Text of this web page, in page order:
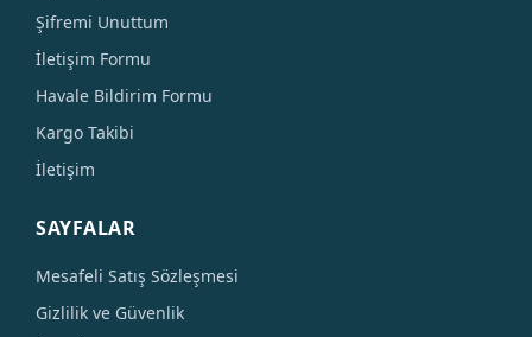
Şifremi Unuttum
İletişim Formu
Havale Bildirim Formu
Kargo Takibi
İletişim
SAYFALAR
Mesafeli Satış Sözleşmesi
Gizlilik ve Güvenlik